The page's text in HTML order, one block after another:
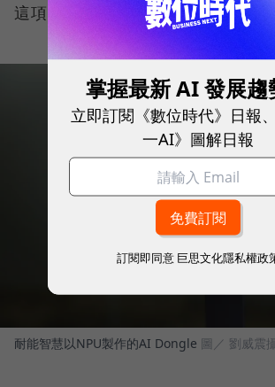
這項革命性的改變。
耐能智慧以NPU製作的AI Dongle 圖／ 劉威震
掌握最新 AI 發展趨
立即訂閱《數位時代》日報
一AI》圖解日報
訂閱即同意 巨思文化隱私權政